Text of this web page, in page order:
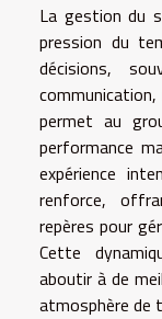
La gestion du
pression du
décisions,
permet au
performance
expérience
renforce,
repères pour
Cette
aboutir à de
atmosphère de